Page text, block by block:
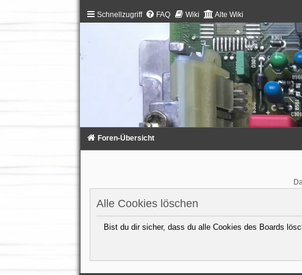
Schnellzugriff FAQ Wiki Alte Wiki
Foren-Übersicht
Alle Cookies löschen
Bist du dir sicher, dass du alle Cookies des Boards